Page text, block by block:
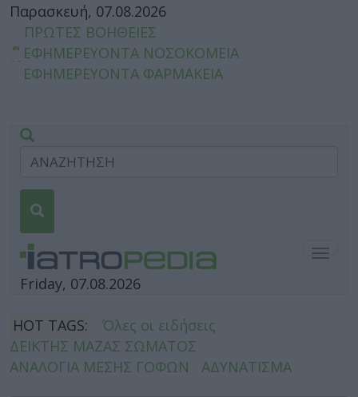
Παρασκευή, 07.08.2026
ΠΡΩΤΕΣ ΒΟΗΘΕΙΕΣ
ΕΦΗΜΕΡΕΥΟΝΤΑ ΝΟΣΟΚΟΜΕΙΑ
ΕΦΗΜΕΡΕΥΟΝΤΑ ΦΑΡΜΑΚΕΙΑ
Friday, 07.08.2026
HOT TAGS:
Όλες οι ειδήσεις
ΔΕΙΚΤΗΣ ΜΑΖΑΣ ΣΩΜΑΤΟΣ
ΑΝΑΛΟΓΙΑ ΜΕΣΗΣ ΓΟΦΩΝ
ΑΔΥΝΑΤΙΣΜΑ